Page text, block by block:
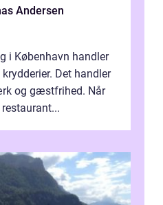
Andersen
i København handler
Det handler
og gæstfrihed. Når